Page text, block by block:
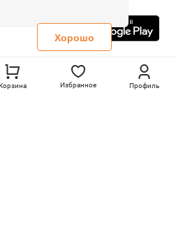
Избранное Профиль
Хорошо